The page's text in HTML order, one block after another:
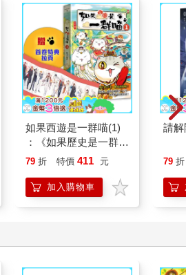
如果西遊是一群喵(1)
：《如果歷史是一群
喵》作者最新力作，附
79 折 特價 411 元
加入購物車
請解
79 折